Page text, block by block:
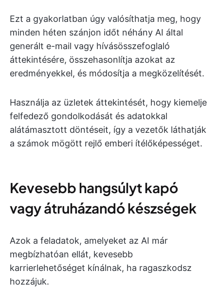
Ezt a gyakorlatban úgy valósíthatja meg, hogy
minden héten szánjon időt néhány AI által
generált e-mail vagy hívásösszefoglaló
áttekintésére, összehasonlítja azokat az
eredményekkel, és módosítja a megközelítését.
Használja az üzletek áttekintését, hogy kiemelje
felfedező gondolkodását és adatokkal
alátámasztott döntéseit, így a vezetők láthatják
a számok mögött rejlő emberi ítélőképességet.
Kevesebb hangsúlyt kapó
vagy átruházandó készségek
Azok a feladatok, amelyeket az AI már
megbízhatóan ellát, kevesebb
karrierlehetőséget kínálnak, ha ragaszkodsz
hozzájuk.